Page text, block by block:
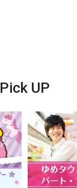
Pick UP